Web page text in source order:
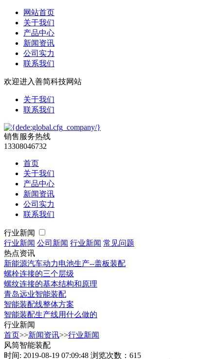
网站首页
关于我们
产品中心
新闻资讯
公司实力
联系我们
欢迎进入善简科技网站
关于我们
联系我们
销售服务热线
13308046732
首页
关于我们
产品中心
新闻资讯
公司实力
联系我们
行业新闻
行业新闻 公司新闻 行业新闻 常见问题
热点资讯
新能源汽车动力电池生产--盖板装配
螺栓连接的三个层级
螺纹连接的基本结构和原理
青岛远业智能装配
智能装配线整体方案
智能装配生产线用什么做的
行业新闻
首页>>新闻资讯>>行业新闻
风筒智能装配
时间: 2019-08-19 07:09:48 浏览次数：615